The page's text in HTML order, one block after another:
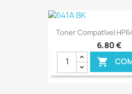
Toner Compatível
6,80 €
